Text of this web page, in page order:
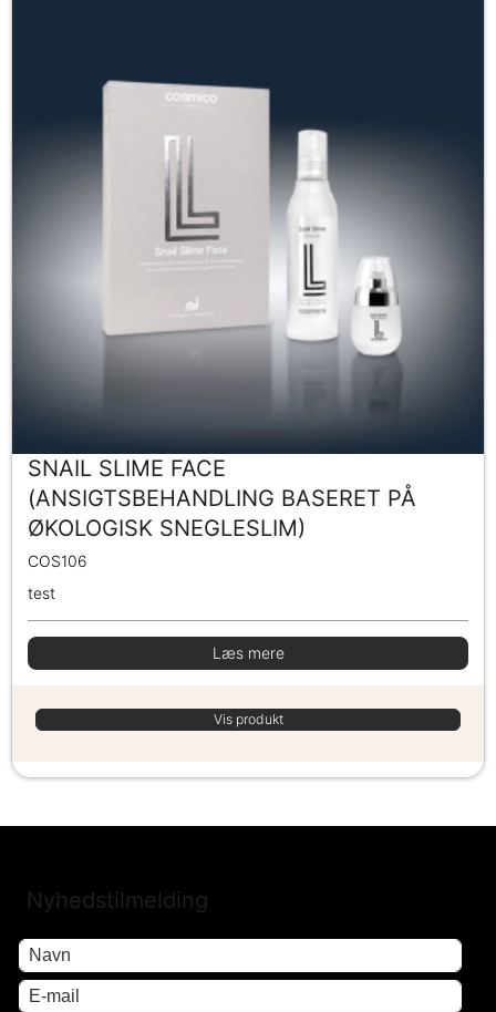
SNAIL SLIME FACE
(ANSIGTSBEHANDLING BASERET PÅ
ØKOLOGISK SNEGLESLIM)
COS106
test
Læs mere
Vis produkt
Nyhedstilmelding